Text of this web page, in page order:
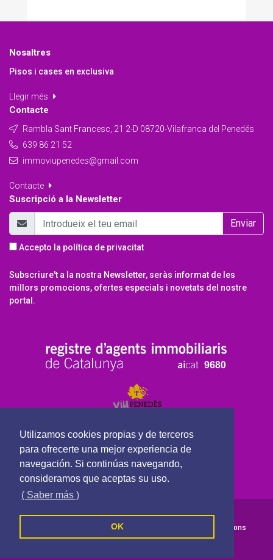
Utilizamos cookies propias y de terceros
para ofrecerte una mejor experiencia de
navegación. Si continúas navegando,
consideramos que aceptas su uso.
( Saber más )
OK
Nosaltres
Pisos i cases en exclusiva
Llegir més
Contacte
Rambla Sant Francesc, 21 2-D 08720-Vilafranca del Penedés
639 86 21 52
immoviupenedes@gmail.com
Contacte
Suscripció a la Newsletter
Enviar
Accepto la política de privacitat
Subscriure't a la nostra Newsletter, seràs informat de les
millors promocions, ofertes especials i novetats del nostre
portal.
ViuPenedes Serveis Immobiliaris - Tots els drets reservats
Política de privacitat Termes i Condicions